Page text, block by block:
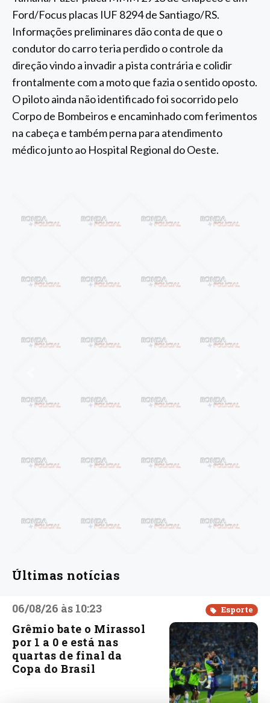
Ford/Focus placas IUF 8294 de Santiago/RS.
Informações preliminares dão conta de que o
condutor do carro teria perdido o controle da
direção vindo a invadir a pista contrária e colidir
frontalmente com a moto que fazia o sentido oposto.
O piloto ainda não identificado foi socorrido pelo
Corpo de Bombeiros e encaminhado com ferimentos
na cabeça e também perna para atendimento
médico junto ao Hospital Regional do Oeste.
Últimas notícias
06/08/26 às 10:23 Esporte
Grêmio bate o Mirassol
por 1 a 0 e está nas
quartas de final da
Copa do Brasil